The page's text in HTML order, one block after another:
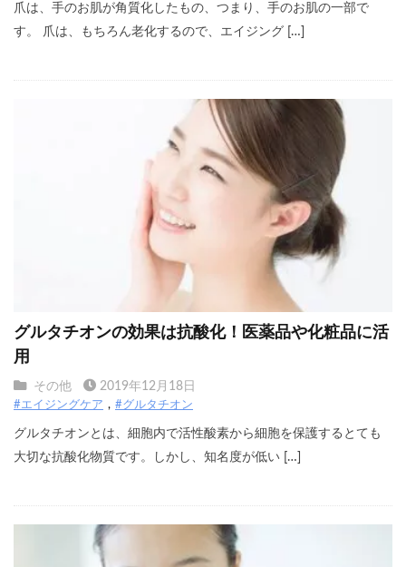
爪は、手のお肌が角質化したもの、つまり、手のお肌の一部で
す。 爪は、もちろん老化するので、エイジング […]
グルタチオンの効果は抗酸化！医薬品や化粧品に活
用
その他 2019年12月18日
#エイジングケア #グルタチオン
グルタチオンとは、細胞内で活性酸素から細胞を保護するとても
大切な抗酸化物質です。しかし、知名度が低い […]